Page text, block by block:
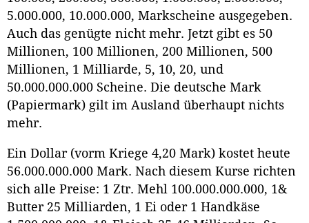
5.000.000, 10.000.000, Markscheine ausgegeben.
Auch das genügte nicht mehr. Jetzt gibt es 50
Millionen, 100 Millionen, 200 Millionen, 500
Millionen, 1 Milliarde, 5, 10, 20, und
50.000.000.000 Scheine. Die deutsche Mark
(Papiermark) gilt im Ausland überhaupt nichts
mehr.
Ein Dollar (vorm Kriege 4,20 Mark) kostet heute
56.000.000.000 Mark. Nach diesem Kurse richten
sich alle Preise: 1 Ztr. Mehl 100.000.000.000, 1&
Butter 25 Milliarden, 1 Ei oder 1 Handkäse